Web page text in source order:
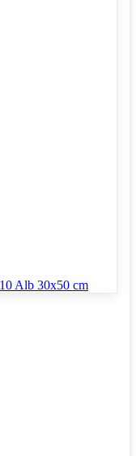
Alb 30x50 cm